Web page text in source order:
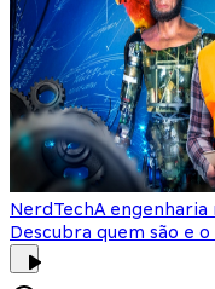
NerdTechA engenharia
Descubra quem são e